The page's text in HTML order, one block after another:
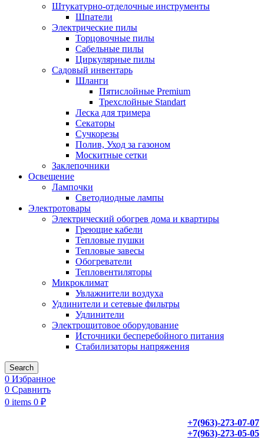
Штукатурно-отделочные инструменты
Шпатели
Электрические пилы
Торцовочные пилы
Сабельные пилы
Циркулярные пилы
Садовый инвентарь
Шланги
Пятислойные Premium
Трехслойные Standart
Леска для тримера
Секаторы
Сучкорезы
Полив, Уход за газоном
Москитные сетки
Заклепочники
Освещение
Лампочки
Светодиодные лампы
Электротовары
Электрический обогрев дома и квартиры
Греющие кабели
Тепловые пушки
Тепловые завесы
Обогреватели
Тепловентиляторы
Микроклимат
Увлажнители воздуха
Удлинители и сетевые фильтры
Удлинители
Электрощитовое оборудование
Источники бесперебойного питания
Стабилизаторы напряжения
Search
0 Избранное
0 Сравнить
0 items 0 ₽
+7(963)-273-07-07
+7(963)-273-05-05